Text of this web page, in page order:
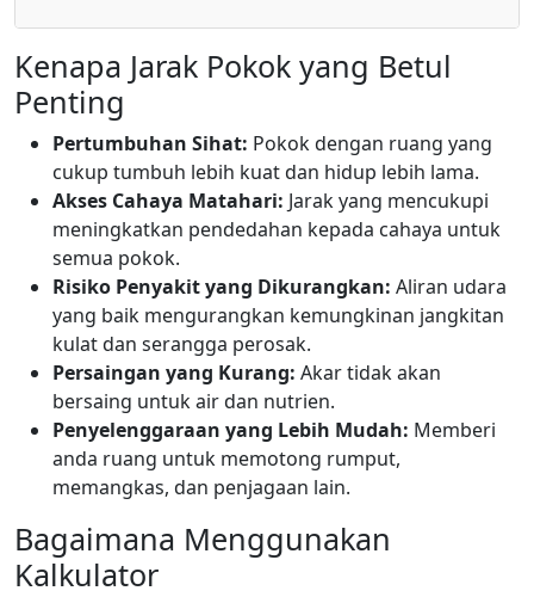
Kenapa Jarak Pokok yang Betul
Penting
Pertumbuhan Sihat: Pokok dengan ruang yang
cukup tumbuh lebih kuat dan hidup lebih lama.
Akses Cahaya Matahari: Jarak yang mencukupi
meningkatkan pendedahan kepada cahaya untuk
semua pokok.
Risiko Penyakit yang Dikurangkan: Aliran udara
yang baik mengurangkan kemungkinan jangkitan
kulat dan serangga perosak.
Persaingan yang Kurang: Akar tidak akan
bersaing untuk air dan nutrien.
Penyelenggaraan yang Lebih Mudah: Memberi
anda ruang untuk memotong rumput,
memangkas, dan penjagaan lain.
Bagaimana Menggunakan
Kalkulator